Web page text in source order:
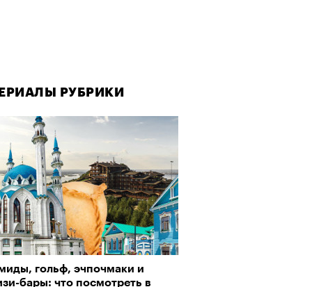
РУБРИКИ
гольф, эчпочмаки и
бары: что посмотреть в
Визионеры» и masters:dom
первую резиденцию
РУБРИКИ
как лекарство: как
стали новой формой